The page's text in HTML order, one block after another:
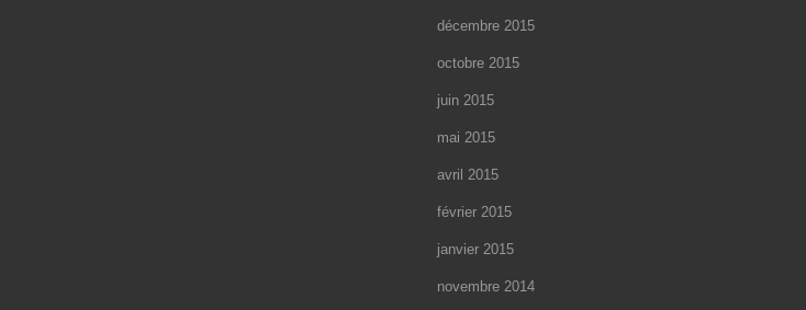
décembre 2015
octobre 2015
juin 2015
mai 2015
avril 2015
février 2015
janvier 2015
novembre 2014